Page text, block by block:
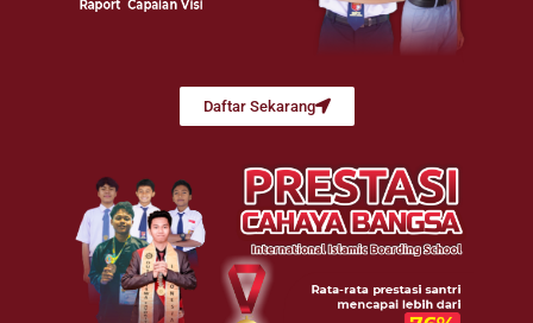
Daftar Sekarang